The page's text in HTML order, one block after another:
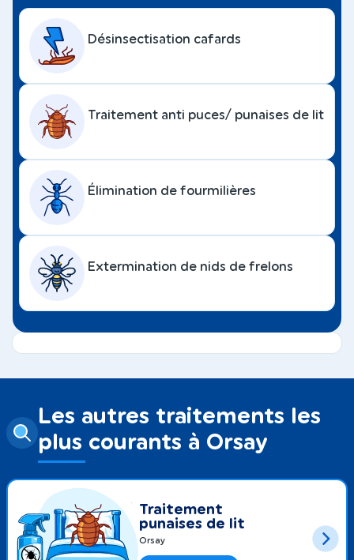
Désinsectisation cafards
Traitement anti puces/ punaises de lit
Élimination de fourmilières
Extermination de nids de frelons
Les autres traitements les
plus courants à Orsay
Traitement
punaises de lit
Orsay